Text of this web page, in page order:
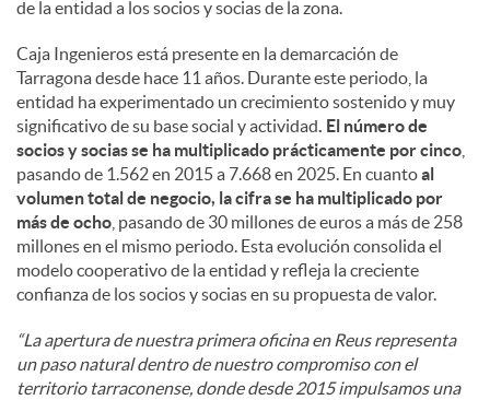
de la entidad a los socios y socias de la zona.
Caja Ingenieros está presente en la demarcación de
Tarragona desde hace 11 años. Durante este periodo, la
entidad ha experimentado un crecimiento sostenido y muy
significativo de su base social y actividad. El número de
socios y socias se ha multiplicado prácticamente por cinco
pasando de 1.562 en 2015 a 7.668 en 2025. En cuantoal
volumen total de negocio, la cifra se ha multiplicado por
más de ocho , pasando de 30 millones de euros a más de 258
millones en el mismo periodo. Esta evolución consolida el
modelo cooperativo de la entidad y refleja la creciente
confianza de los socios y socias en su propuesta de valor.
“La apertura de nuestra primera oficina en Reus representa
un paso natural dentro de nuestro compromiso con el
territorio tarraconense, donde desde 2015 impulsamos una